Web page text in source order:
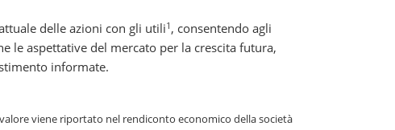
delle azioni con gli utili1 , consentendo agli
le aspettative del mercato per la crescita futura,
informate.
viene riportato nel rendiconto economico della società